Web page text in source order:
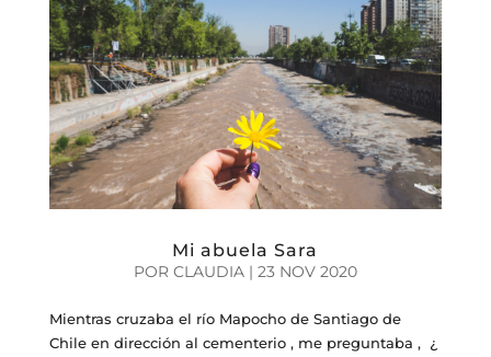
Mi abuela Sara
POR CLAUDIA| 23 NOV 2020
Mientras cruzaba el río Mapocho de Santiago de
Chile en dirección al cementerio , me preguntaba , ¿